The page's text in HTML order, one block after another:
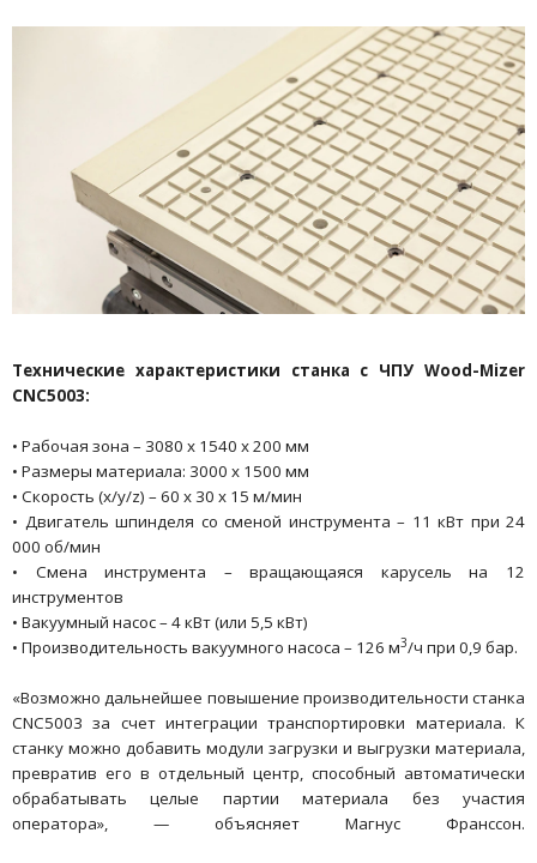
Технические характеристики станка с ЧПУ Wood-Mizer
CNC5003:
• Рабочая зона – 3080 х 1540 х 200 мм
• Размеры материала: 3000 х 1500 мм
• Скорость (x/y/z) – 60 x 30 x 15 м/мин
• Двигатель шпинделя со сменой инструмента – 11 кВт при 24
000 об/мин
• Смена инструмента – вращающаяся карусель на 12
инструментов
• Вакуумный насос – 4 кВт (или 5,5 кВт)
• Производительность вакуумного насоса – 126 м3/ч при 0,9 бар.
«Возможно дальнейшее повышение производительности станка
CNC5003 за счет интеграции транспортировки материала. К
станку можно добавить модули загрузки и выгрузки материала,
превратив его в отдельный центр, способный автоматически
обрабатывать целые партии материала без участия
оператора», — объясняет Магнус Франссон.